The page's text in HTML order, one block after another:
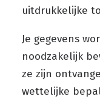
uitdrukkelijke
Je gegevens
noodzakelijk
ze zijn
wettelijke